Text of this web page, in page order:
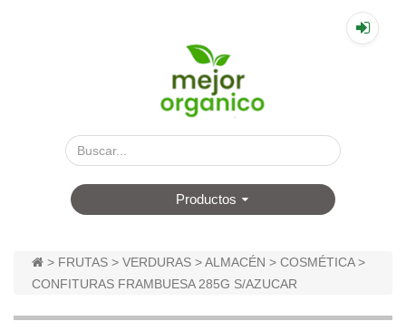
▤
Productos
> FRUTAS > VERDURAS >ALMACÉN > COSMÉTICA >
CONFITURAS FRAMBUESA 285G S/AZUCAR